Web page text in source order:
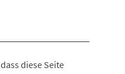
diese Seite